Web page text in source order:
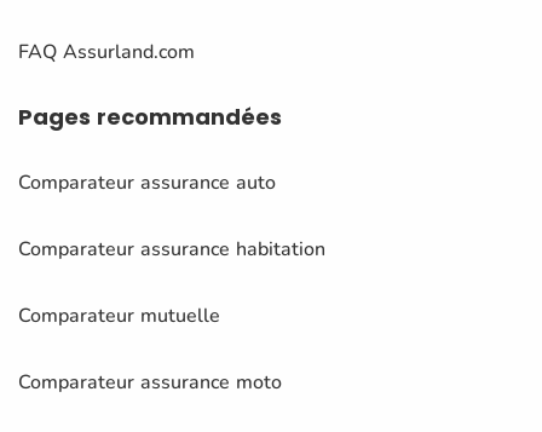
FAQ Assurland.com
Pages recommandées
Comparateur assurance auto
Comparateur assurance habitation
Comparateur mutuelle
Comparateur assurance moto